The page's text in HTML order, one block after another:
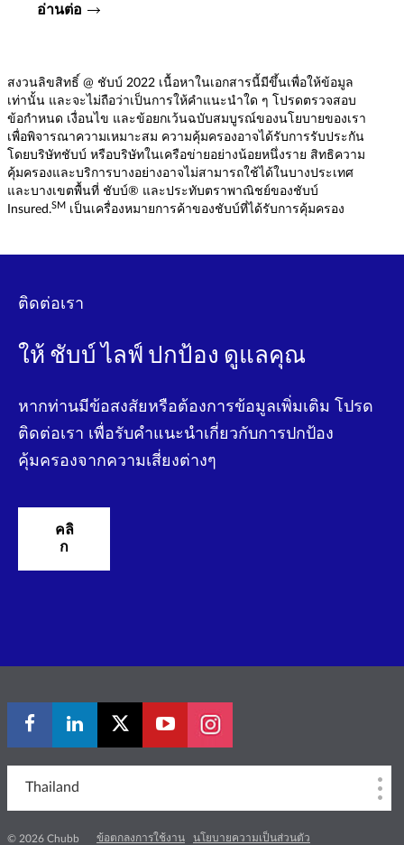
อ่านต่อ
สงวนลิขสิทธิ์ @ ชับบ์ 2022 เนื้อหาในเอกสารนี้มีขึ้นเพื่อให้ข้อมูล
เท่านั้น และจะไม่ถือว่าเป็นการให้คำแนะนำใด ๆ โปรดตรวจสอบ
ข้อกำหนด เงื่อนไข และข้อยกเว้นฉบับสมบูรณ์ของนโยบายของเรา
เพื่อพิจารณาความเหมาะสม ความคุ้มครองอาจได้รับการรับประกัน
โดยบริษัทชับบ์ หรือบริษัทในเครือข่ายอย่างน้อยหนึ่งราย สิทธิความ
คุ้มครองและบริการบางอย่างอาจไม่สามารถใช้ได้ในบางประเทศ
และบางเขตพื้นที่ ชับบ์® และประทับตราพาณิชย์ของชับบ์
Insured.SM เป็นเครื่องหมายการค้าของชับบ์ที่ได้รับการคุ้มครอง
ติดต่อเรา
ให้ ชับบ์ ไลฟ์ ปกป้อง ดูแลคุณ
หากท่านมีข้อสงสัยหรือต้องการข้อมูลเพิ่มเติม โปรด
ติดต่อเรา เพื่อรับคําแนะนําเกี่ยวกับการปกป้อง
คุ้มครองจากความเสี่ยงต่างๆ
คลิ
ก
Thailand
© 2026 Chubb ข้อตกลงการใช้งาน นโยบายความเป็นส่วนตัว